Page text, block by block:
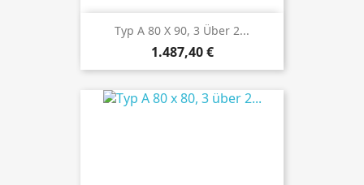
Typ A 80 X 90, 3 Über 2...
Preis
1.487,40 €